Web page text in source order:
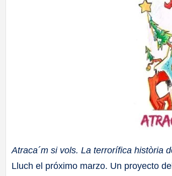
Atraca´m si vols. La terrorífica història
Lluch el próximo marzo. Un proyecto